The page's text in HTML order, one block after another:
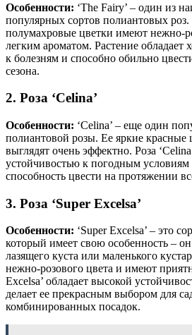
Особенности: ‘The Fairy’ – один из
популярных сортов полиантовых
полумахровые цветки имеют нежно-
легким ароматом. Растение обладает
к болезням и способно обильно
сезона.
2. Роза ‘Celina’
Особенности: ‘Celina’ – еще один
полиантовой розы. Ее яркие красные
выглядят очень эффектно. Роза
устойчивостью к погодным условиям
способность цвести на протяжении
3. Роза ‘Super Excelsa’
Особенности: ‘Super Excelsa’ – это
который имеет свою особенность –
лазящего куста или маленького
нежно-розового цвета и имеют
Excelsa’ обладает высокой
делает ее прекрасным выбором для
комбинированных посадок.